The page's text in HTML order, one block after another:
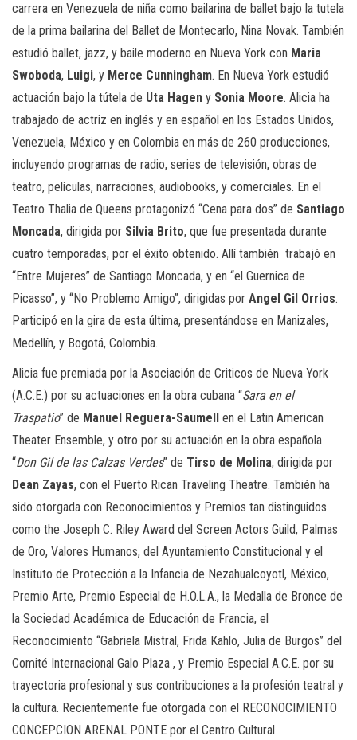
carrera en Venezuela de niña como bailarina de ballet bajo la tutela
de la prima bailarina del Ballet de Montecarlo, Nina Novak. También
estudió ballet, jazz, y baile moderno en Nueva York con Maria
Swoboda, Luigi, y Merce Cunningham. En Nueva York estudió
actuación bajo la tútela de Uta Hagen y Sonia Moore. Alicia ha
trabajado de actriz en inglés y en español en los Estados Unidos,
Venezuela, México y en Colombia en más de 260 producciones,
incluyendo programas de radio, series de televisión, obras de
teatro, películas, narraciones, audiobooks, y comerciales. En el
Teatro Thalia de Queens protagonizó “Cena para dos” de Santiago
Moncada, dirigida por Silvia Brito, que fue presentada durante
cuatro temporadas, por el éxito obtenido. Allí también trabajó en
“Entre Mujeres” de Santiago Moncada, y en “el Guernica de
Picasso”, y “No Problemo Amigo”, dirigidas por Angel Gil Orrios.
Participó en la gira de esta última, presentándose en Manizales,
Medellín, y Bogotá, Colombia.
Alicia fue premiada por la Asociación de Criticos de Nueva York
(A.C.E.) por su actuaciones en la obra cubana “Sara en el
Traspatio” de Manuel Reguera-Saumell
en el Latin American
Theater Ensemble, y otro por su actuación en la obra española
“Don Gil de las Calzas Verdes” de Tirso de Molina, dirigida por
Dean Zayas, con el Puerto Rican Traveling Theatre. También ha
sido otorgada con Reconocimientos y Premios tan distinguidos
como the Joseph C. Riley Award del Screen Actors Guild, Palmas
de Oro, Valores Humanos, del Ayuntamiento Constitucional y el
Instituto de Protección a la Infancia de Nezahualcoyotl, México,
Premio Arte, Premio Especial de H.O.L.A., la Medalla de Bronce de
la Sociedad Académica de Educación de Francia, el
Reconocimiento “Gabriela Mistral, Frida Kahlo, Julia de Burgos” del
Comité Internacional Galo Plaza , y Premio Especial A.C.E. por su
trayectoria profesional y sus contribuciones a la profesión teatral y
la cultura. Recientemente fue otorgada con el RECONOCIMIENTO
CONCEPCION ARENAL PONTE por el Centro Cultural